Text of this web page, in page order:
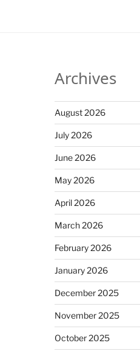
Archives
August 2026
July 2026
June 2026
May 2026
April 2026
March 2026
February 2026
January 2026
December 2025
November 2025
October 2025